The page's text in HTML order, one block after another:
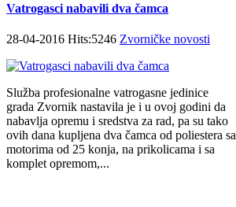
Vatrogasci nabavili dva čamca
28-04-2016 Hits:5246 Zvorničke novosti
Služba profesionalne vatrogasne jedinice
grada Zvornik nastavila je i u ovoj godini da
nabavlja opremu i sredstva za rad, pa su tako
ovih dana kupljena dva čamca od poliestera sa
motorima od 25 konja, na prikolicama i sa
komplet opremom,...